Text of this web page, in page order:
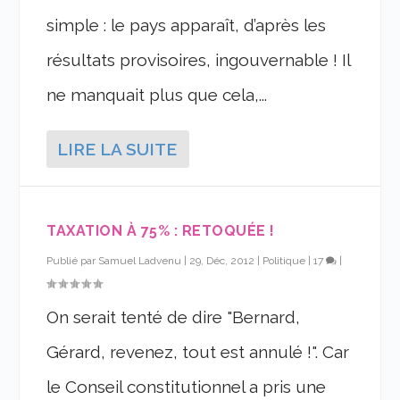
simple : le pays apparaît, d’après les
résultats provisoires, ingouvernable ! Il
ne manquait plus que cela,...
LIRE LA SUITE
TAXATION À 75% : RETOQUÉE !
Publié par Samuel Ladvenu 29, Déc, 2012 Politique |17
On serait tenté de dire "Bernard,
Gérard, revenez, tout est annulé !". Car
le Conseil constitutionnel a pris une